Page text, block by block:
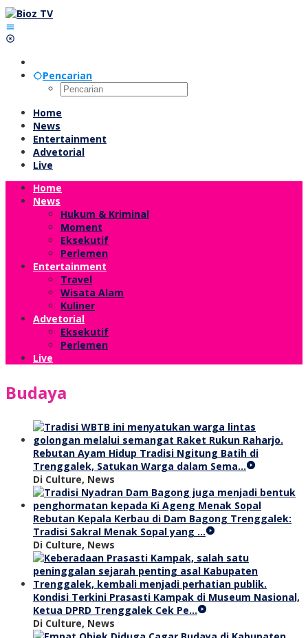
Lewati
ke
konten
Pencarian
Home
News
Entertainment
Advetorial
Live
Home
News
Hukum & Kriminal
Moment
Eksekutif
Perlemen
Entertainment
Travel
Wisata Alam
Kuliner
Advetorial
Eksekutif
Perlemen
Live
Budaya
Rebutan Ayam Hidup Tradisi Ngitung Batih di
Trenggalek, Satukan Warga dalam Sema…
Di Culture, News
Rebutan Kepala Kerbau di Dam Bagong Trenggalek:
Tradisi Sakral Menak Sopal yang …
Di Culture, News
Kondisi Terkini Prasasti Kampak di Museum Nasional,
Ketua DPRD Trenggalek Cek Pe…
Di Culture, News